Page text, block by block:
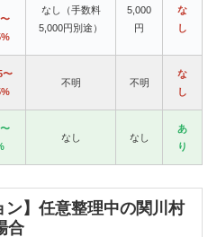
なし（手数料
5,000円別途）
5,000
円
な
し
〜
不明 不明
な
し
なし なし
あ
り
ン】任意整理中の関川村
合